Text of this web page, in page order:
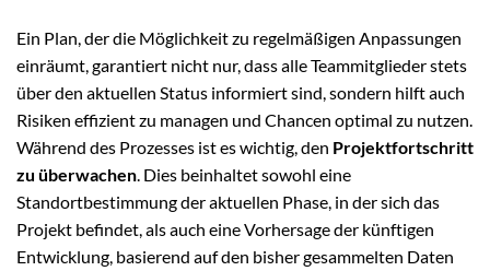
Ein Plan, der die Möglichkeit zu regelmäßigen Anpassungen
einräumt, garantiert nicht nur, dass alle Teammitglieder stets
über den aktuellen Status informiert sind, sondern hilft auch
Risiken effizient zu managen und Chancen optimal zu nutzen.
Während des Prozesses ist es wichtig, den Projektfortschritt
zu überwachen. Dies beinhaltet sowohl eine
Standortbestimmung der aktuellen Phase, in der sich das
Projekt befindet, als auch eine Vorhersage der künftigen
Entwicklung, basierend auf den bisher gesammelten Daten